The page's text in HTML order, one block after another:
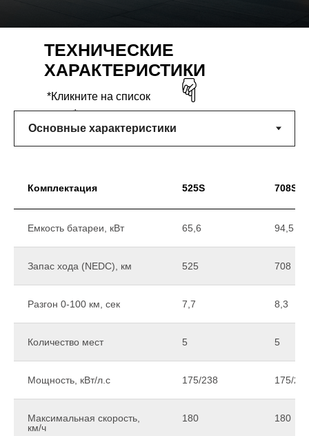
ТЕХНИЧЕСКИЕ
ХАРАКТЕРИСТИКИ
*Кликните на список
ниже*
Комплектация 525S 708S
Емкость батареи, кВт 65,6 94,5
Запас хода (NEDC), км 525 708
Разгон 0-100 км, сек 7,7 8,3
Количество мест 5 5
Мощность, кВт/л.с 175/238 175/
Максимальная скорость,
км/ч
180 180